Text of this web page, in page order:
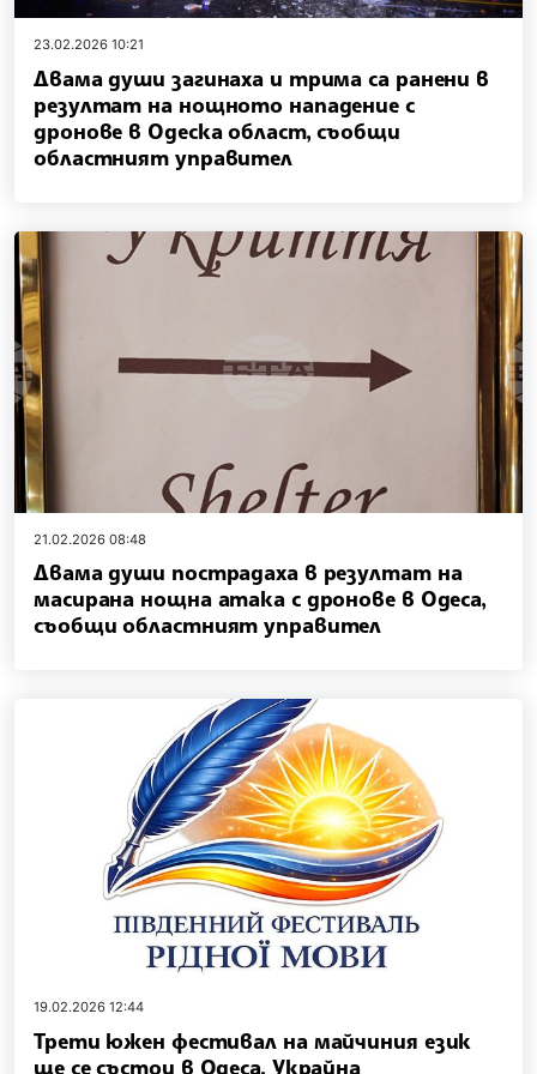
23.02.2026 10:21
Двама души загинаха и трима са ранени в
резултат на нощното нападение с
дронове в Одеска област, съобщи
областният управител
21.02.2026 08:48
Двама души пострадаха в резултат на
масирана нощна атака с дронове в Одеса,
съобщи областният управител
19.02.2026 12:44
Трети южен фестивал на майчиния език
ще се състои в Одеса, Украйна